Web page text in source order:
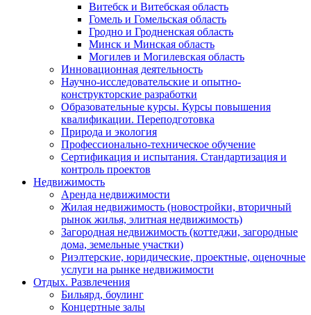
Витебск и Витебская область
Гомель и Гомельская область
Гродно и Гродненская область
Минск и Минская область
Могилев и Могилевская область
Инновационная деятельность
Научно-исследовательские и опытно-
конструкторские разработки
Образовательные курсы. Курсы повышения
квалификации. Переподготовка
Природа и экология
Профессионально-техническое обучение
Сертификация и испытания. Стандартизация и
контроль проектов
Недвижимость
Аренда недвижимости
Жилая недвижимость (новостройки, вторичный
рынок жилья, элитная недвижимость)
Загородная недвижимость (коттеджи, загородные
дома, земельные участки)
Риэлтерские, юридические, проектные, оценочные
услуги на рынке недвижимости
Отдых. Развлечения
Бильярд, боулинг
Концертные залы